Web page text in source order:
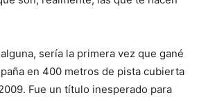
sería la primera vez que gané
en 400 metros de pista cubierta
Fue un título inesperado para